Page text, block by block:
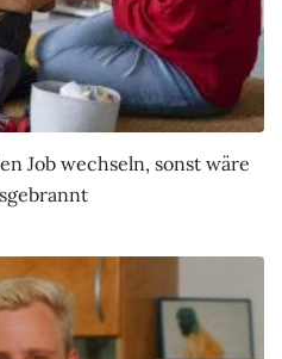
Job wechseln, sonst wäre